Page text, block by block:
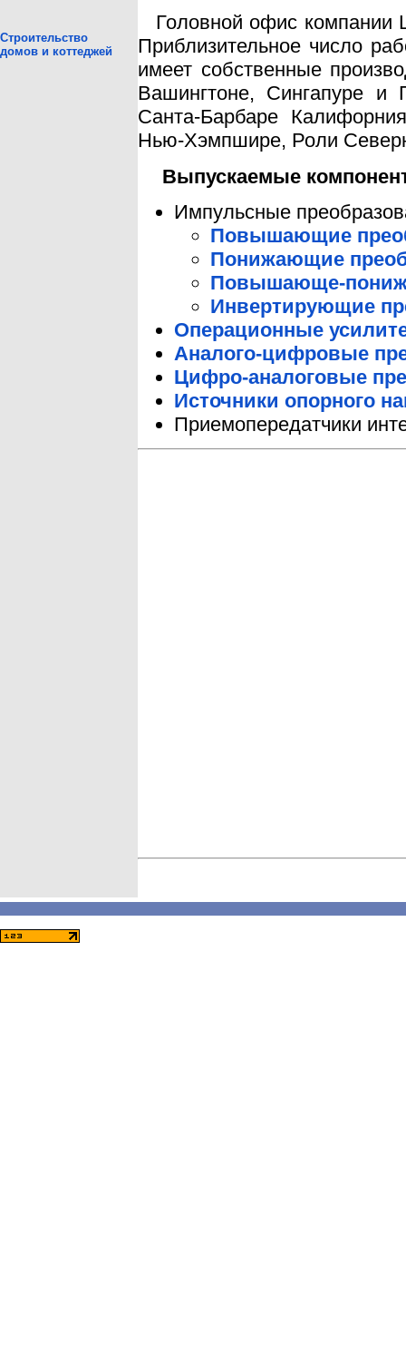
Строительство
домов и коттеджей
Головной офис компании
Приблизительное число
имеет собственные
Вашингтоне, Сингапуре и
Санта-Барбаре
Нью-Хэмпшире, Роли
Выпускаемые
Импульсные
Повышающие
Понижающие
Повышающе-
Инвертирующие
Операционные
Аналого-цифровые
Цифро-аналоговые
Источники опорного
Приемопередатчики